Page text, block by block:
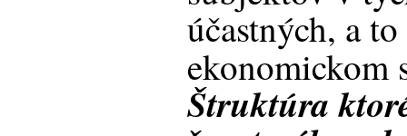
účastných, a
ekonomickom
Štruktúra